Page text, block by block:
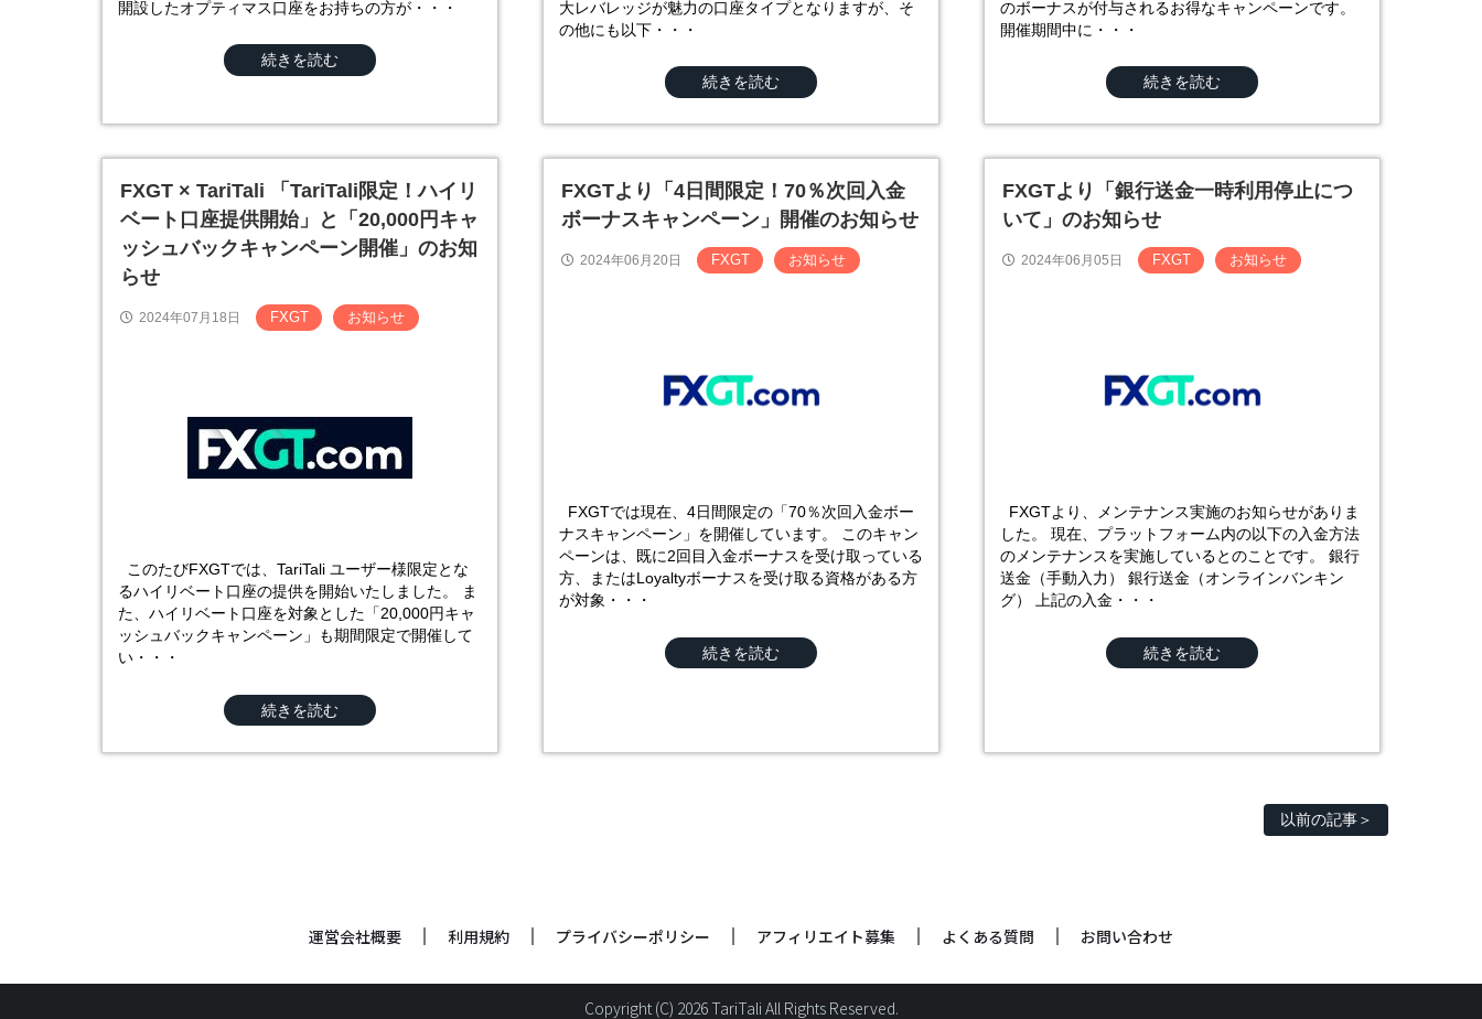
開設したオプティマス口座をお持ちの方が・・・
続きを読む
大レバレッジが魅力の口座タイプとなりますが、そ
の他にも以下・・・
続きを読む
のボーナスが付与されるお得なキャンペーンです。
開催期間中に・・・
続きを読む
FXGT × TariTali 「TariTali限定！ハイリ
ベート口座提供開始」と「20,000円キャ
ッシュバックキャンペーン開催」のお知
らせ
2024年07月18日 FXGT お知らせ
このたびFXGTでは、TariTali ユーザー様限定とな
るハイリベート口座の提供を開始いたしました。 ま
た、ハイリベート口座を対象とした「20,000円キャ
ッシュバックキャンペーン」も期間限定で開催して
い・・・
続きを読む
FXGTより「4日間限定！70％次回入金
ボーナスキャンペーン」開催のお知らせ
2024年06月20日 FXGT お知らせ
FXGTでは現在、4日間限定の「70％次回入金ボー
ナスキャンペーン」を開催しています。 このキャン
ペーンは、既に2回目入金ボーナスを受け取っている
方、またはLoyaltyボーナスを受け取る資格がある方
が対象・・・
続きを読む
FXGTより「銀行送金一時利用停止につ
いて」のお知らせ
2024年06月05日 FXGT お知らせ
FXGTより、メンテナンス実施のお知らせがありま
した。 現在、プラットフォーム内の以下の入金方法
のメンテナンスを実施しているとのことです。 銀行
送金（手動入力） 銀行送金（オンラインバンキン
グ） 上記の入金・・・
続きを読む
以前の記事
運営会社概要 利用規約 プライバシーポリシー アフィリエイト募集 よくある質問 お問い合わせ
Copyright (C) 2026 TariTali All Rights Reserved.